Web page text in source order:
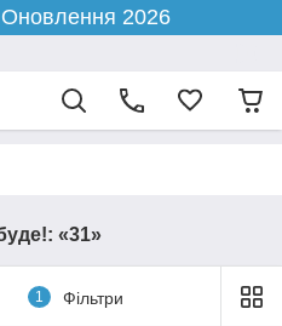
2026
«31»
1 Фільтри